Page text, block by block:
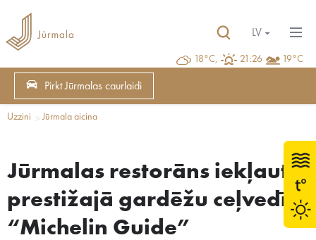
18°C, 21:26 19°C
LV
Pirkt Jūrmalas caurlaidi
Uzzini Jūrmala aicina
Jūrmalas restorāns iekļauts
prestižajā gardēžu ceļvedī
“Michelin Guide”